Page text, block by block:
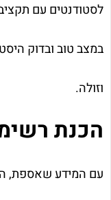
לסטודנטים עם
במצב טוב ובדוק
וזולה.
הכנת
עם המידע שאספת,